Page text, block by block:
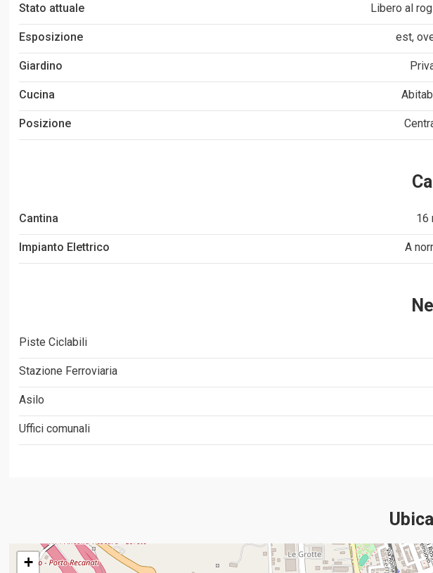
Stato attuale Libero al
Esposizione est,
Giardino
Cucina
Posizione
Cantina 16
Impianto Elettrico A
Piste Ciclabili
Stazione Ferroviaria
Asilo
Uffici comunali
+